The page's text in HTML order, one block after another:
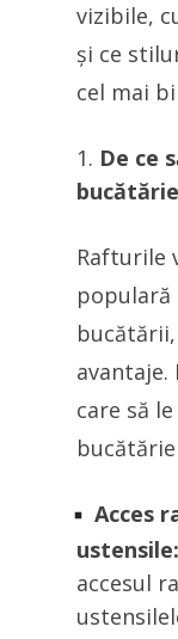
vizibile,
și ce
cel mai
De ce
Rafturile
care să
Acces
ustensile:
accesul